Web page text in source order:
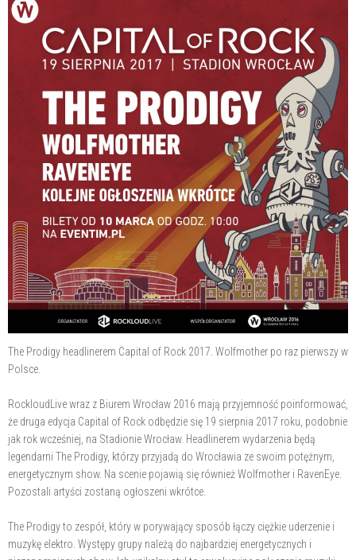
The Prodigy headlinerem Capital of Rock 2017. Wolfmother po raz pierwszy w
Polsce.
RockloudLive wraz z Biurem Wrocław 2016 mają przyjemność poinformować,
że druga edycja Capital of Rock odbędzie się 19 sierpnia 2017 roku, podobnie
jak rok wcześniej, na Stadionie Wrocław. Headlinerem wydarzenia będą
legendarni The Prodigy, którzy przyjadą do Wrocławia ze swoim potężnym,
energetycznym show. Na scenie pojawią się również Wolfmother i RavenEye.
Pozostali artyści zostaną ogłoszeni wkrótce.
The Prodigy to zespół, który w porywający sposób łączy ciężkie uderzenie i
muzykę elektro. Występy grupy należą do najbardziej energetycznych i